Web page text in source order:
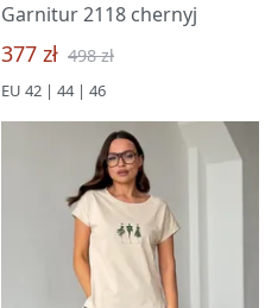
Garnitur 2118 chernyj
377 zł 498 zł
EU 42 | 44 | 46